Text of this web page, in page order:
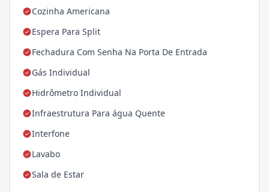
Cozinha Americana
Espera Para Split
Fechadura Com Senha Na Porta De Entrada
Gás Individual
Hidrômetro Individual
Infraestrutura Para água Quente
Interfone
Lavabo
Sala de Estar